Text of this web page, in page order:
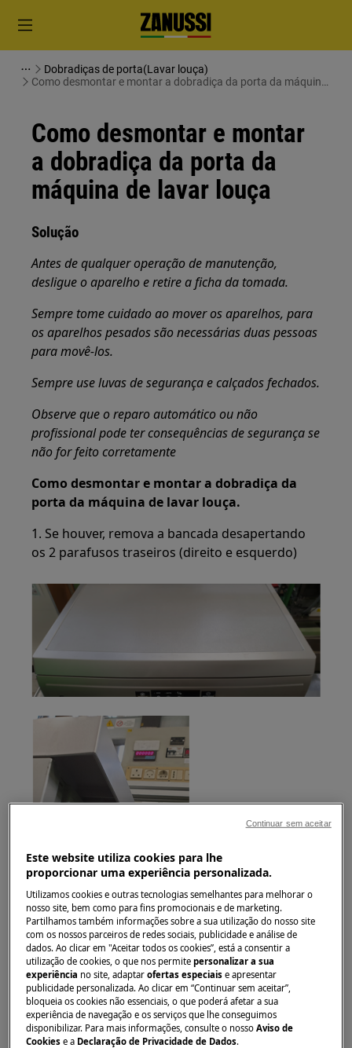
Dobradiças de porta(Lavar louça)
Como desmontar e montar a dobradiça da porta da máquina
Como desmontar e montar
a dobradiça da porta da
máquina de lavar louça
Solução
Antes de qualquer operação de manutenção,
desligue o aparelho e retire a ficha da tomada.
Sempre tome cuidado ao mover os aparelhos, para
os aparelhos pesados são necessárias duas pessoas
para movê-los.
Sempre use luvas de segurança e calçados fechados.
Observe que o reparo automático ou não
profissional pode ter consequências de segurança se
não for feito corretamente
Como desmontar e montar a dobradiça da
porta da máquina de lavar louça.
1. Se houver, remova a bancada desapertando
os 2 parafusos traseiros (direito e esquerdo)
2. Se houver, desengate e remova o pedestal
empurrando a parte inferior (direita e
esquerda)
Este website utiliza cookies para lhe
proporcionar uma experiência personalizada.
Utilizamos cookies e outras tecnologias semelhantes para melhorar o
nosso site, bem como para fins promocionais e de marketing.
Partilhamos também informações sobre a sua utilização do nosso site
com os nossos parceiros de redes sociais, publicidade e análise de
dados. Ao clicar em "Aceitar todos os cookies”, está a consentir a
utilização de cookies, o que nos permitepersonalizar a sua
experiência no site, adaptarofertas especiaise apresentar
publicidade personalizada. Ao clicar em “Continuar sem aceitar”,
bloqueia os cookies não essenciais, o que poderá afetar a sua
experiência de navegação e os serviços que lhe conseguimos
disponibilizar. Para mais informações, consulte o nossoAviso de
Cookies e a Declaração de Privacidade de Dados.
Continuar sem aceitar